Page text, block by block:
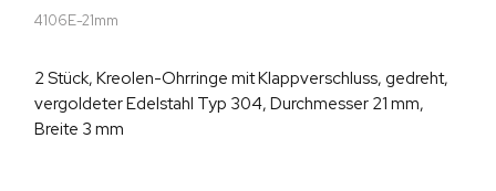
4106E-21mm
2 Stück, Kreolen-Ohrringe mit Klappverschluss, gedreht,
vergoldeter Edelstahl Typ 304, Durchmesser 21 mm,
Breite 3 mm